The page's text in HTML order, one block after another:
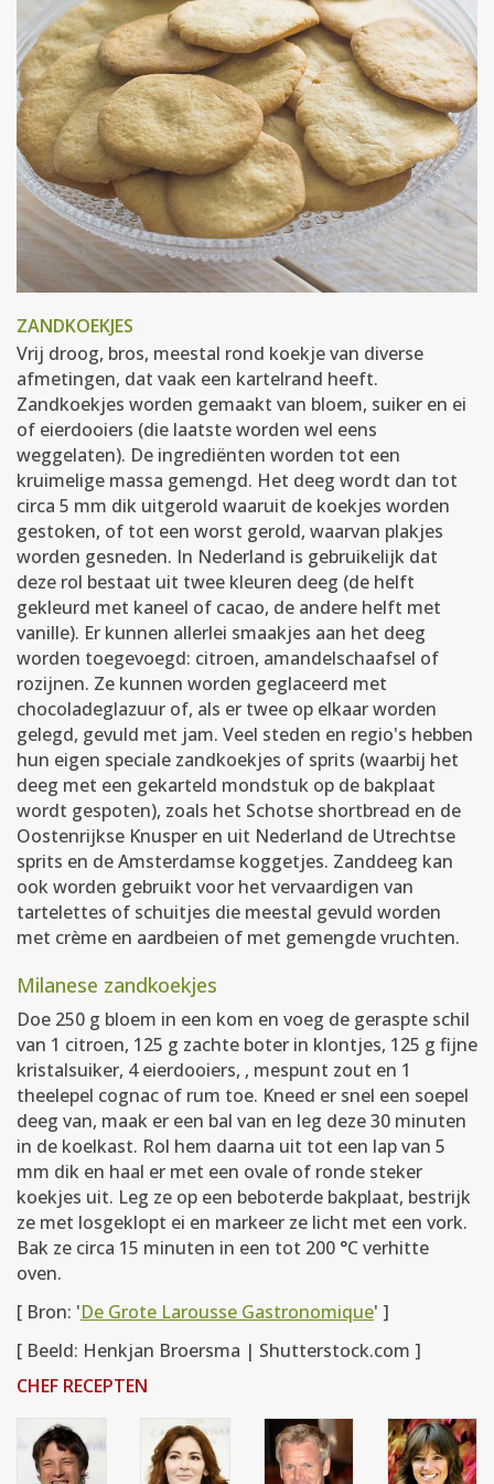
ZANDKOEKJES
Vrij droog, bros, meestal rond koekje van diverse
afmetingen, dat vaak een kartelrand heeft.
Zandkoekjes worden gemaakt van bloem, suiker en ei
of eierdooiers (die laatste worden wel eens
weggelaten). De ingrediënten worden tot een
kruimelige massa gemengd. Het deeg wordt dan tot
circa 5 mm dik uitgerold waaruit de koekjes worden
gestoken, of tot een worst gerold, waarvan plakjes
worden gesneden. In Nederland is gebruikelijk dat
deze rol bestaat uit twee kleuren deeg (de helft
gekleurd met kaneel of cacao, de andere helft met
vanille). Er kunnen allerlei smaakjes aan het deeg
worden toegevoegd: citroen, amandelschaafsel of
rozijnen. Ze kunnen worden geglaceerd met
chocoladeglazuur of, als er twee op elkaar worden
gelegd, gevuld met jam. Veel steden en regio's hebben
hun eigen speciale zandkoekjes of sprits (waarbij het
deeg met een gekarteld mondstuk op de bakplaat
wordt gespoten), zoals het Schotse shortbread en de
Oostenrijkse Knusper en uit Nederland de Utrechtse
sprits en de Amsterdamse koggetjes. Zanddeeg kan
ook worden gebruikt voor het vervaardigen van
tartelettes of schuitjes die meestal gevuld worden
met crème en aardbeien of met gemengde vruchten.
Milanese zandkoekjes
Doe 250 g bloem in een kom en voeg de geraspte schil
van 1 citroen, 125 g zachte boter in klontjes, 125 g fijne
kristalsuiker, 4 eierdooiers, , mespunt zout en 1
theelepel cognac of rum toe. Kneed er snel een soepel
deeg van, maak er een bal van en leg deze 30 minuten
in de koelkast. Rol hem daarna uit tot een lap van 5
mm dik en haal er met een ovale of ronde steker
koekjes uit. Leg ze op een beboterde bakplaat, bestrijk
ze met losgeklopt ei en markeer ze licht met een vork.
Bak ze circa 15 minuten in een tot 200 °C verhitte
oven.
[ Bron: 'De Grote Larousse Gastronomique' ]
[ Beeld: Henkjan Broersma | Shutterstock.com ]
CHEF RECEPTEN